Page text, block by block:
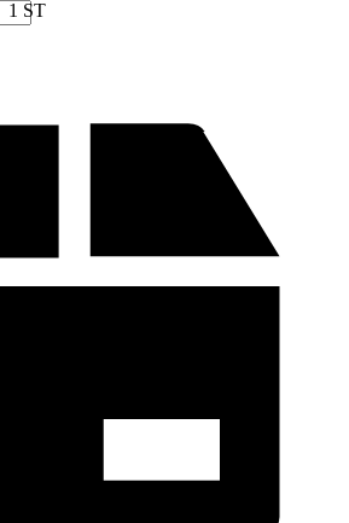
1 ST